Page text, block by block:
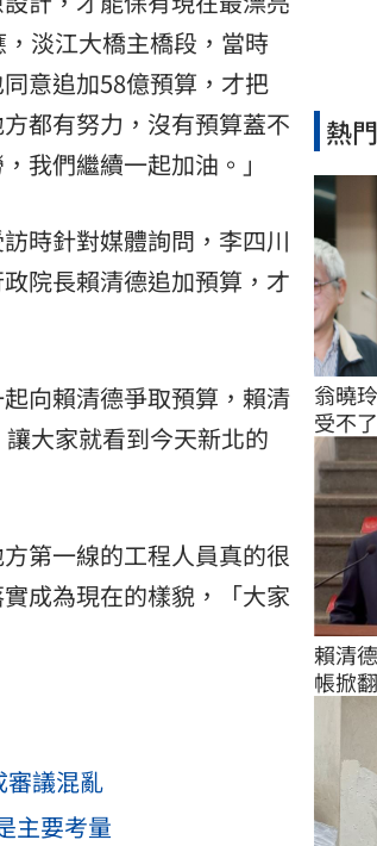
淡江大橋主橋段，當時
意追加58億預算，才把
都有努力，沒有預算蓋不
我們繼續一起加油。」
時針對媒體詢問，李四川
院長賴清德追加預算，才
向賴清德爭取預算，賴清
大家就看到今天新北的
第一線的工程人員真的很
成為現在的樣貌，「大家
審議混亂
主要考量
熱
翁曉
受不了
賴清
帳掀翻